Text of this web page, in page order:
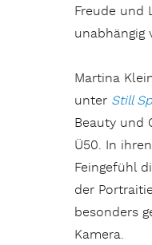
Freude und
unabhängig
Martina
unter Still
Beauty und
Ü50. In
Feingefühl
der
besonders
Kamera.